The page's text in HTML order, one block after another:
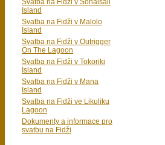
Svatba na Fidži v Sonaisali
Island
Svatba na Fidži v Malolo
Island
Svatba na Fidži v Outrigger
On The Lagoon
Svatba na Fidži v Tokoriki
Island
Svatba na Fidži v Mana
Island
Svatba na Fidži ve Likuliku
Lagoon
Dokumenty a informace pro
svatbu na Fidži